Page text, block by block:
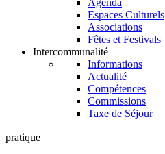
Agenda
Espaces Culturels
Associations
Fêtes et Festivals
Intercommunalité
Informations
Actualité
Compétences
Commissions
Taxe de Séjour
pratique